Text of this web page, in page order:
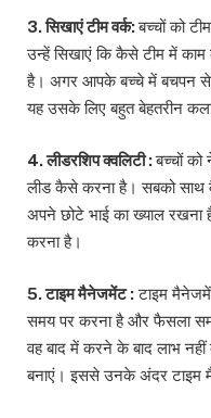
3. सिखाएं टीम वर्क:बच्चों को
उन्हें सिखाएं कि कैसे टीम में
है। अगर आपके बच्चे में बचपन से
यह उसके लिए बहुत बेहतरीन कला
4. लीडरशिप क्वलिटी :बच्चों को
लीड कैसे करना है। सबको
अपने छोटे भाई का ख्याल
करना है।
5. टाइम मैनेजमेंट :टाइम
समय पर करना है और फैसला
वह बाद में करने के बाद लाभ
बनाएं। इससे उनके अंदर टाइम